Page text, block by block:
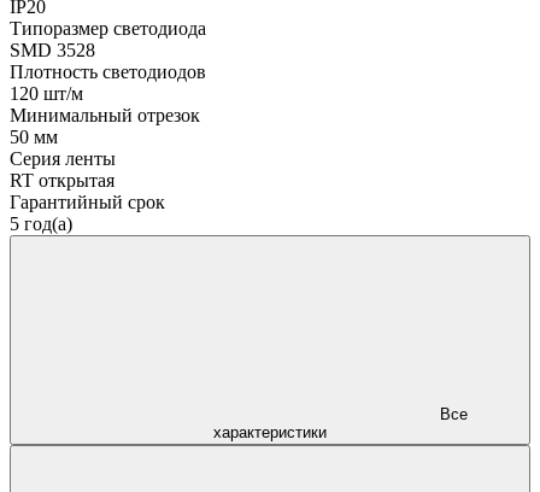
IP20
Типоразмер светодиода
SMD 3528
Плотность светодиодов
120 шт/м
Минимальный отрезок
50 мм
Серия ленты
RT открытая
Гарантийный срок
5 год(а)
характеристики